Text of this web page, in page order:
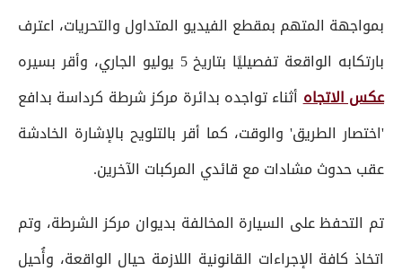
بمواجهة المتهم بمقطع الفيديو المتداول والتحريات، اعترف
بارتكابه الواقعة تفصيليًا بتاريخ 5 يوليو الجاري، وأقر بسيره
عكس الاتجاهأثناء تواجده بدائرة مركز شرطة كرداسة بدافع
'اختصار الطريق' والوقت، كما أقر بالتلويح بالإشارة الخادشة
عقب حدوث مشادات مع قائدي المركبات الآخرين.
تم التحفظ على السيارة المخالفة بديوان مركز الشرطة، وتم
اتخاذ كافة الإجراءات القانونية اللازمة حيال الواقعة، وأُحيل